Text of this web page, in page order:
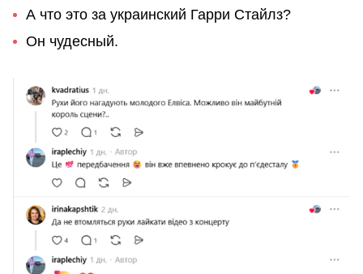
А что это за украинский Гарри Стайлз?
Он чудесный.